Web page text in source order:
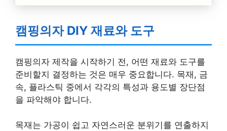
캠핑의자 DIY 재료와 도구
캠핑의자 제작을 시작하기 전, 어떤 재료와 도구를
준비할지 결정하는 것은 매우 중요합니다. 목재, 금
속, 플라스틱 중에서 각각의 특성과 용도별 장단점
을 파악해야 합니다.
목재는 가공이 쉽고 자연스러운 분위기를 연출하지